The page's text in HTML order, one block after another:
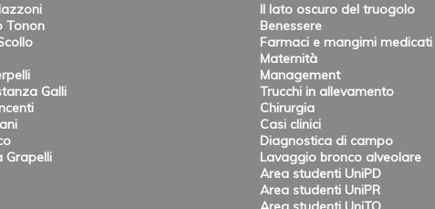
Tonon
Galli
Grapelli
Il lato oscuro del truogolo
Benessere
Farmaci e mangimi medicati
Maternità
Management
Trucchi in allevamento
Chirurgia
Casi clinici
Diagnostica di campo
Lavaggio bronco alveolare
Area studenti UniPD
Area studenti UniPR